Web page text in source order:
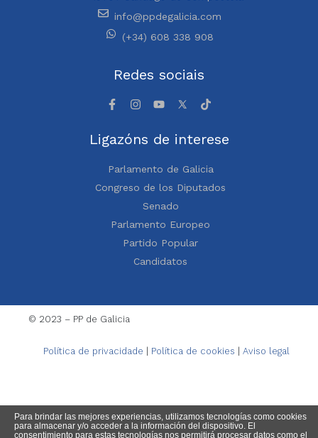
info@ppdegalicia.com
(+34) 608 338 908
Redes sociais
Ligazóns de interese
Parlamento de Galicia
Congreso de los Diputados
Senado
Parlamento Europeo
Partido Popular
Candidatos
© 2023 – PP de Galicia
Política de privacidade Política de cookies Aviso legal
Para brindar las mejores experiencias, utilizamos tecnologías como cookies
para almacenar y/o acceder a la información del dispositivo. El
consentimiento para estas tecnologías nos permitirá procesar datos como el